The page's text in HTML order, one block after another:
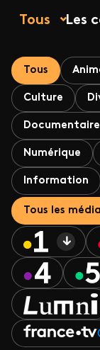
Tous Les
Tous
Culture
Numérique
Information
Tous les